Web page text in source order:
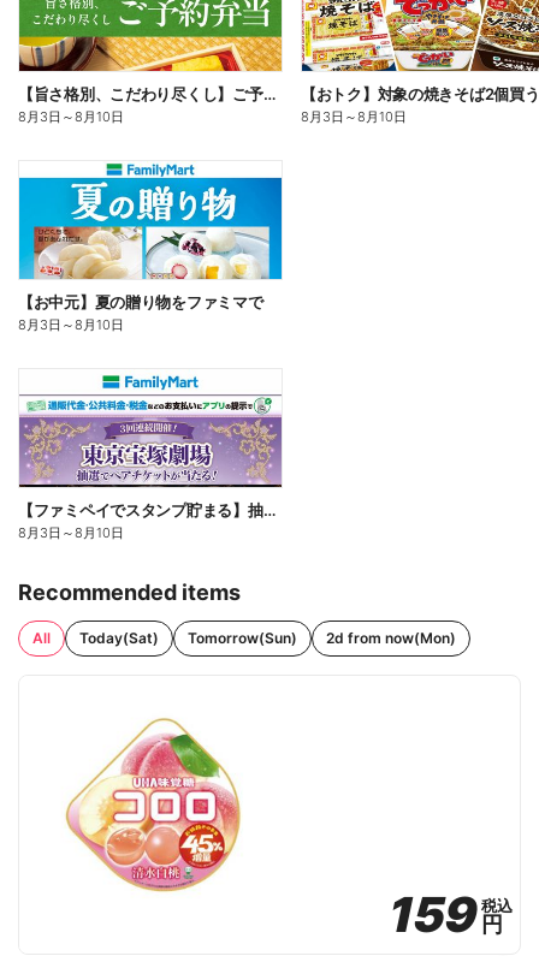
【旨さ格別、こだわり尽くし】ご予約弁当
8月3日 ～8月10日 8月3日 ～8月10日
【お中元】夏の贈り物をファミマで
8月3日 ～8月10日
【ファミペイでスタンプ貯まる】抽選でペアチケットが当たる!
8月3日 ～8月10日
Recommended items
All Today(Sat) Tomorrow(Sun) 2d from now(Mon)
159
159税込
税込
円
円